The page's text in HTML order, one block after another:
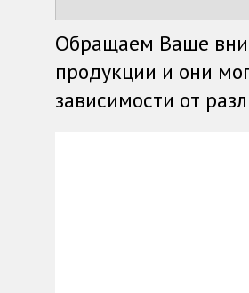
Обращаем Ваше
продукции и они
зависимости от